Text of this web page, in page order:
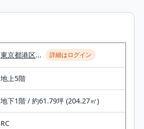
東京都港区... 詳細はログイン
地上5階
地下1階 / 約61.79坪 (204.27㎡)
RC